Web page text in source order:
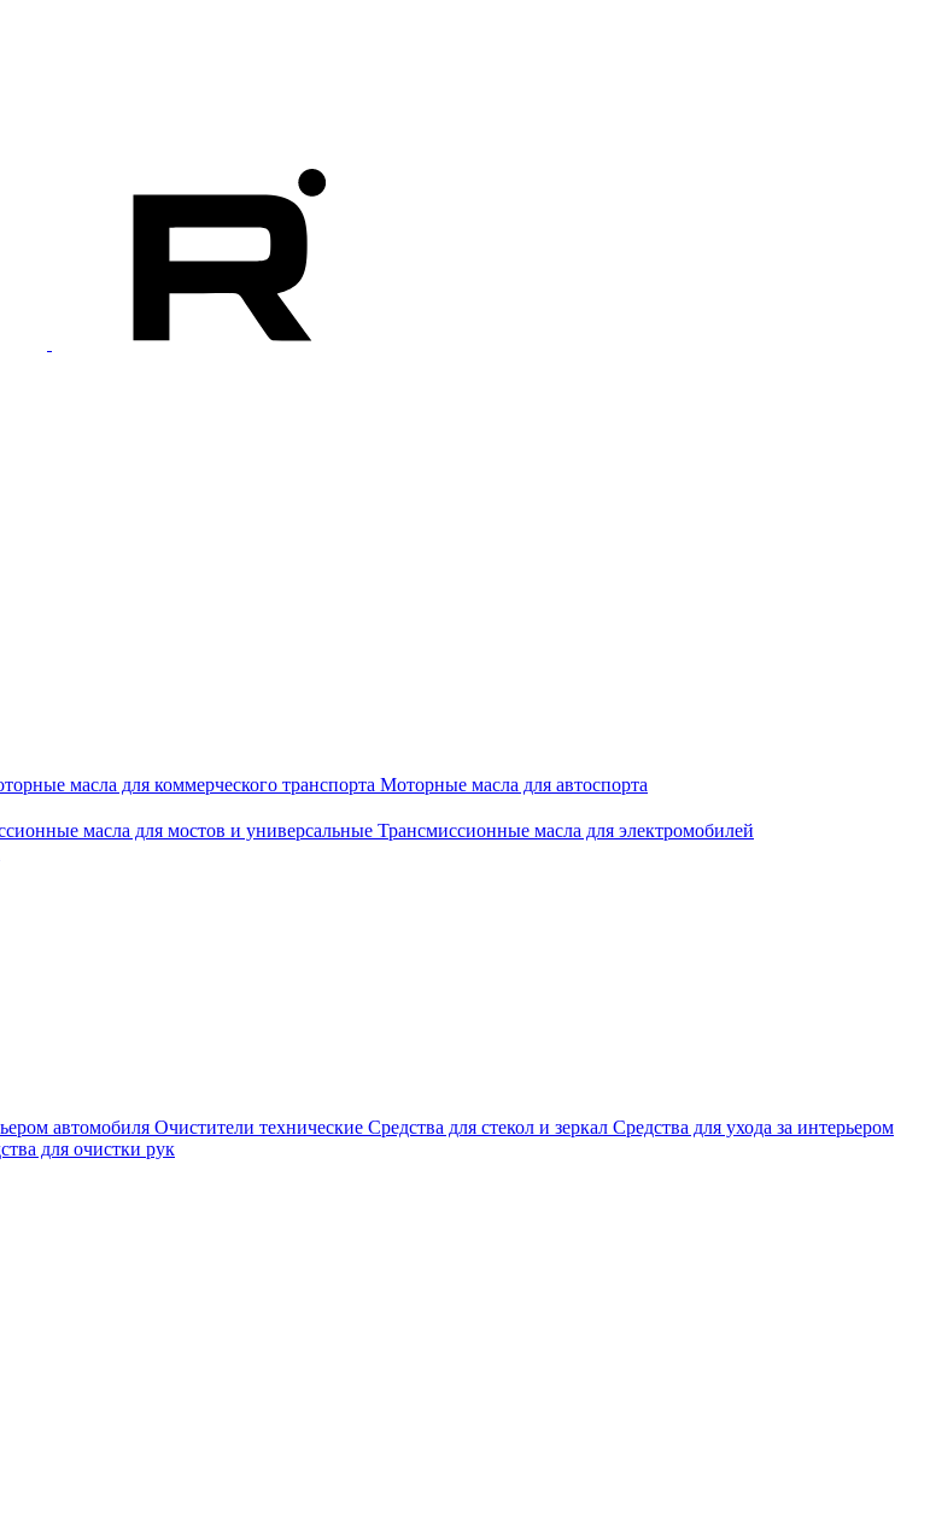
масла для коммерческого транспорта Моторные масла для автоспорта
масла для мостов и универсальные Трансмиссионные масла для электромобилей
автомобиля Очистители технические Средства для стекол и зеркал Средства для ухода за интерьером
для очистки рук